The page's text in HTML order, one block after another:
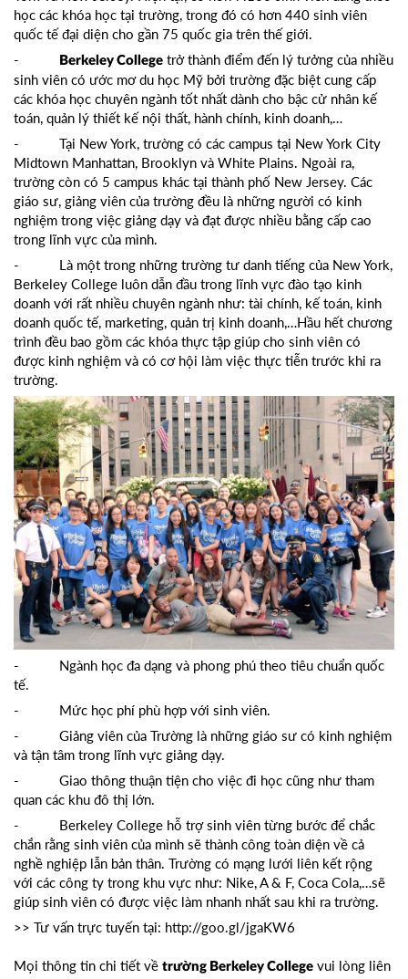
học các khóa học tại trường, trong đó có hơn 440 sinh viên
quốc tế đại diện cho gần 75 quốc gia trên thế giới.
-
Berkeley College trở thành điểm đến lý tưởng của nhiều
sinh viên có ước mơ du học Mỹ bởi trường đặc biệt cung cấp
các khóa học chuyên ngành tốt nhất dành cho bậc cử nhân kế
toán, quản lý thiết kế nội thất, hành chính, kinh doanh,…
- Tại New York, trường có các campus tại New York City
Midtown Manhattan, Brooklyn và White Plains. Ngoài ra,
trường còn có 5 campus khác tại thành phố New Jersey. Các
giáo sư, giảng viên của trường đều là những người có kinh
nghiệm trong việc giảng dạy và đạt được nhiều bằng cấp cao
trong lĩnh vực của mình.
- Là một trong những trường tư danh tiếng của New York,
Berkeley College luôn dẫn đầu trong lĩnh vực đào tạo kinh
doanh với rất nhiều chuyên ngành như: tài chính, kế toán, kinh
doanh quốc tế, marketing, quản trị kinh doanh,…Hầu hết chương
trình đều bao gồm các khóa thực tập giúp cho sinh viên có
được kinh nghiệm và có cơ hội làm việc thực tiễn trước khi ra
trường.
- Ngành học đa dạng và phong phú theo tiêu chuẩn quốc
tế.
- Mức học phí phù hợp với sinh viên.
- Giảng viên của Trường là những giáo sư có kinh nghiệm
và tận tâm trong lĩnh vực giảng dạy.
- Giao thông thuận tiện cho việc đi học cũng như tham
quan các khu đô thị lớn.
- Berkeley College hỗ trợ sinh viên từng bước để chắc
chắn rằng sinh viên của mình sẽ thành công toàn diện về cả
nghề nghiệp lẫn bản thân. Trường có mạng lưới liên kết rộng
với các công ty trong khu vực như: Nike, A & F, Coca Cola,…sẽ
giúp sinh viên có được việc làm nhanh nhất sau khi ra trường.
>> Tư vấn trực tuyến tại: http://goo.gl/jgaKW6
Mọi thông tin chi tiết về trường Berkeley College vui lòng liên